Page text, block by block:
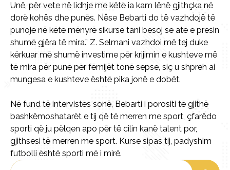
Unë, për vete në lidhje me këtë ia kam lënë gjithçka në
dorë kohës dhe punës. Nëse Bebarti do të vazhdojë të
punojë në këtë mënyrë sikurse tani besoj se atë e presin
shumë gjëra të mira.” Z. Selmani vazhdoi më tej duke
kërkuar më shumë investime për krijimin e kushteve më
të mira për punë për fëmijët tonë sepse, siç u shpreh ai
mungesa e kushteve është pika jonë e dobët.
Në fund të intervistës sonë, Bebarti i porositi të gjithë
bashkëmoshatarët e tij që të merren me sport, çfarëdo
sporti që ju pëlqen apo për të cilin kanë talent por,
gjithsesi të merren me sport. Kurse sipas tij, padyshim
futbolli është sporti më i mirë.